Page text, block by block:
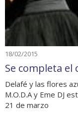
18/02/2015
Se completa el
Delafé y las flores
M.O.D.A y Eme DJ
21 de marzo